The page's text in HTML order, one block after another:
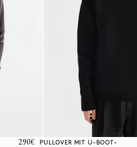
Normaler
290€
PULLOVER MIT U-BOOT-